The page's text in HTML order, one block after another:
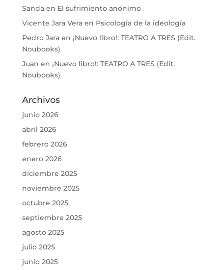
Sandaen El sufrimiento anónimo
Vicente Jara Veraen Psicología de la ideología
Pedro Jaraen ¡Nuevo libro!: TEATRO A TRES (Edit.
Noubooks)
Juan en ¡Nuevo libro!: TEATRO A TRES (Edit.
Noubooks)
Archivos
junio 2026
abril 2026
febrero 2026
enero 2026
diciembre 2025
noviembre 2025
octubre 2025
septiembre 2025
agosto 2025
julio 2025
junio 2025